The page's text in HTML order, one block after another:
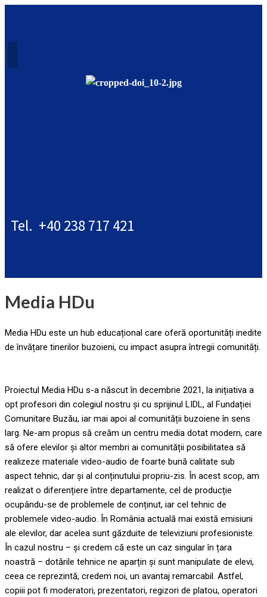
Tel. +40 238 717 421
Media HDu
Media HDu este un hub educațional care oferă oportunități inedite
de învățare tinerilor buzoieni, cu impact asupra întregii comunități.
Proiectul Media HDu s-a născut în decembrie 2021, la inițiativa a
opt profesori din colegiul nostru și cu sprijinul LIDL, al Fundației
Comunitare Buzău, iar mai apoi al comunității buzoiene în sens
larg. Ne-am propus să creăm un centru media dotat modern, care
să ofere elevilor și altor membri ai comunității posibilitatea să
realizeze materiale video-audio de foarte bună calitate sub
aspect tehnic, dar și al conținutului propriu-zis. În acest scop, am
realizat o diferențiere între departamente, cel de producție
ocupându-se de problemele de conținut, iar cel tehnic de
problemele video-audio. În România actuală mai există emisiuni
ale elevilor, dar acelea sunt găzduite de televiziuni profesioniste.
În cazul nostru – și credem că este un caz singular în țara
noastră – dotările tehnice ne aparțin și sunt manipulate de elevi,
ceea ce reprezintă, credem noi, un avantaj remarcabil. Astfel,
copiii pot fi moderatori, prezentatori, regizori de platou, operatori